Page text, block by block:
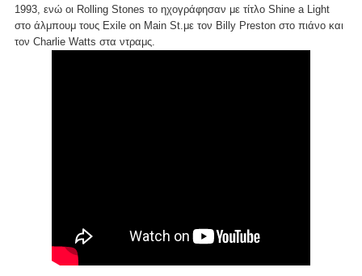
1993, ενώ οι Rolling Stones το ηχογράφησαν με τίτλο Shine a Light
στο άλμπουμ τους Exile on Main St.με τον Billy Preston στο πιάνο και
τον Charlie Watts στα ντραμς.